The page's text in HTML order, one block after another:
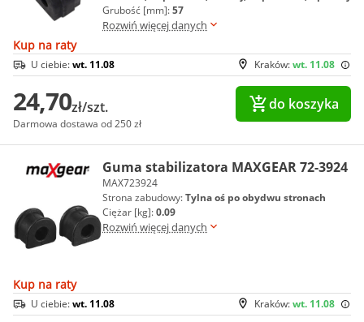
Grubość [mm]:57
Rozwiń więcej danych
Kup na raty
Kraków:wt. 11.08
U ciebie:wt. 11.08
24,70zł/szt.
Darmowa dostawa od 250 zł
do koszyka
Guma stabilizatora MAXGEAR 72-3924
MAX723924
Strona zabudowy:Tylna oś po obydwu stronach
Ciężar [kg]:0.09
Rozwiń więcej danych
Kup na raty
Kraków:wt. 11.08
U ciebie:wt. 11.08